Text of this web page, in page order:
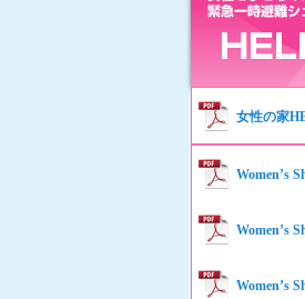
女性の家
Women’s
Women’s
Women’s